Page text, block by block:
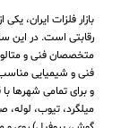
بازار فلزات ایران،
رقابتی است. در این
متخصصان فنی و
فنی و شیمیایی
و برای تمامی شهرها
میلگرد، تیوب، لوله،